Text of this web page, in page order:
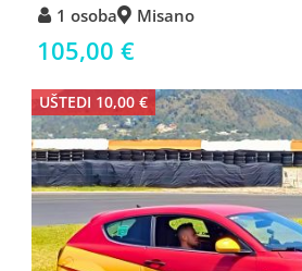
1 osoba Misano
105,00 €
UŠTEDI 10,00 €